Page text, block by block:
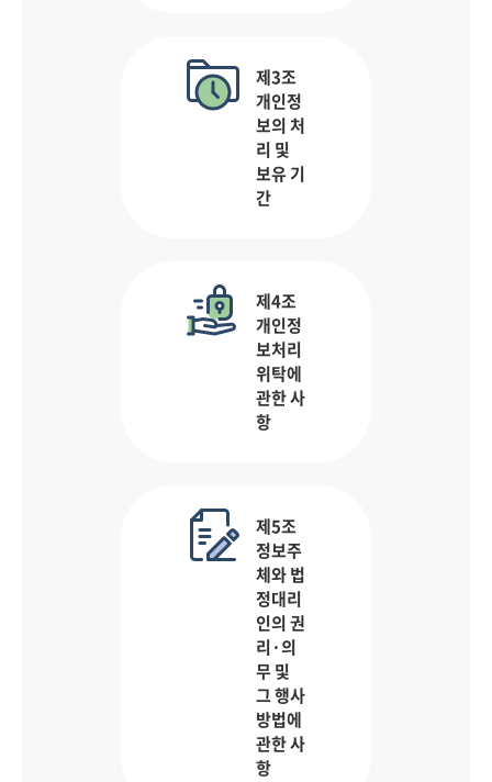
제3조
개인정
보의 처
리 및
보유 기
간
제4조
개인정
보처리
위탁에
관한 사
항
제5조
정보주
체와 법
정대리
인의 권
리·의
무 및
그 행사
방법에
관한 사
항